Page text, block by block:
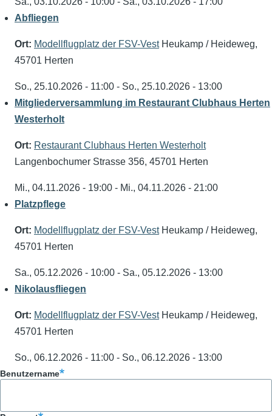
Abfliegen
Ort: Modellflugplatz der FSV-VestHeukamp / Heideweg,
45701 Herten
So., 25.10.2026 - 11:00 - So., 25.10.2026 - 13:00
Mitgliederversammlung im Restaurant Clubhaus Herten
Westerholt
Ort: Restaurant Clubhaus Herten Westerholt
Langenbochumer Strasse 356, 45701 Herten
Mi., 04.11.2026 - 19:00 - Mi., 04.11.2026 - 21:00
Platzpflege
Ort: Modellflugplatz der FSV-VestHeukamp / Heideweg,
45701 Herten
Sa., 05.12.2026 - 10:00 - Sa., 05.12.2026 - 13:00
Nikolausfliegen
Ort: Modellflugplatz der FSV-VestHeukamp / Heideweg,
45701 Herten
So., 06.12.2026 - 11:00 - So., 06.12.2026 - 13:00
Benutzername